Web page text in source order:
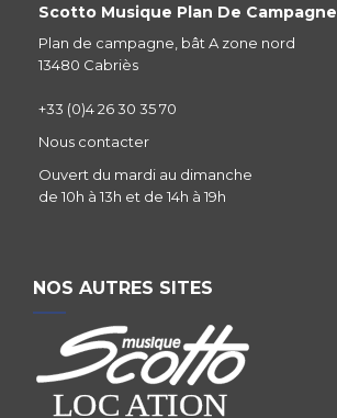
Scotto Musique Plan De Campagne
Plan de campagne, bât A zone nord
13480 Cabriès
+33 (0)4 26 30 35 70
Nous contacter
Ouvert du mardi au dimanche
de 10h à 13h et de 14h à 19h
NOS AUTRES SITES